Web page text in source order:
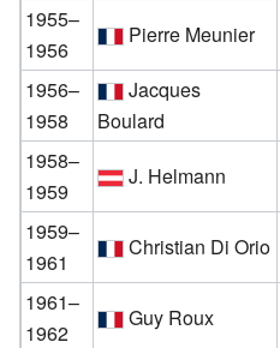
1955–
1956
Pierre Meunier
1956–
1958
Jacques
Boulard
1958–
1959
J. Helmann
1959–
1961
Christian Di Orio
1961–
1962
Guy Roux